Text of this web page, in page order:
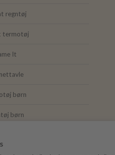
regntøj
termotøj
It
børn
børn